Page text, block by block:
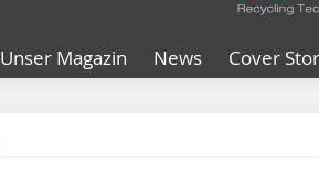
Unser Magazin News Cover